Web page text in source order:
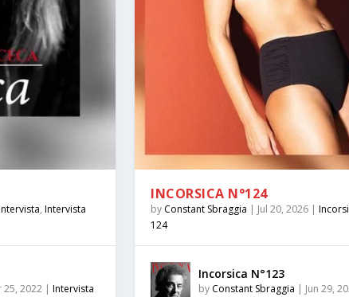
2026|Incorsica,Incorsica N°123
2026|Incorsica N° 122
2026|Incorsica N° 121
2026|Incorsica N° 120
2026|Incorsica N° 119
,Intervista
25, 2022 |Intervista
INCORSICA N°124
by Constant Sbraggia | Jul 20, 2026 |
124
Incorsica N°123
by Constant Sbraggia | Jun 29,